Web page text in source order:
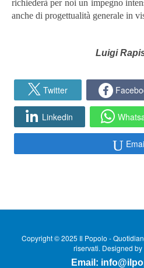
richiederà per noi un impegno
anche di progettualità generale in
Luigi
Twitter
Linkedin
Copyright © 2025 Il Popolo -
riservati. Designed by
Email: